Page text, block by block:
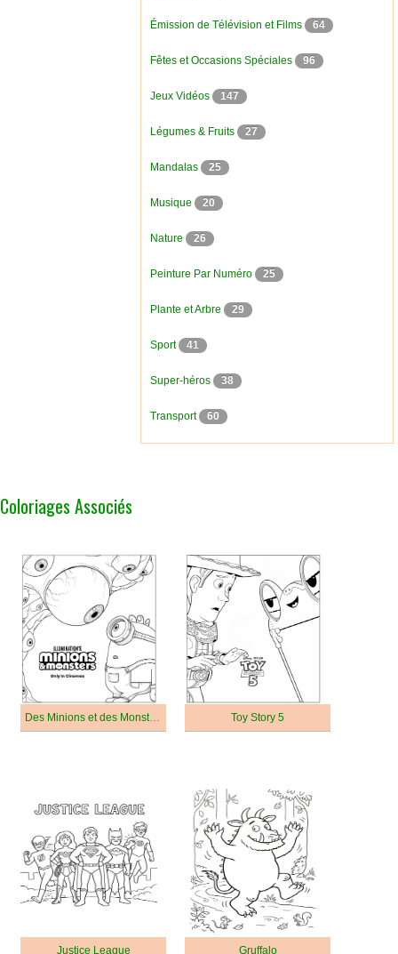
Émission de Télévision et Films 64
Fêtes et Occasions Spéciales 96
Jeux Vidéos 147
Légumes & Fruits 27
Mandalas 25
Musique 20
Nature 26
Peinture Par Numéro 25
Plante et Arbre 29
Sport 41
Super-héros 38
Transport 60
Coloriages Associés
Des Minions et des Monstres Toy Story 5
Justice League Gruffalo